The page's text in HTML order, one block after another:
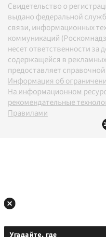
Свидетельство о
выдано федеральной
связи, информационных
коммуникаций
несет ответственности
содержащейся в
предоставляет
Информация об
На информационном
рекомендательные
Правилами
Угадайте, где